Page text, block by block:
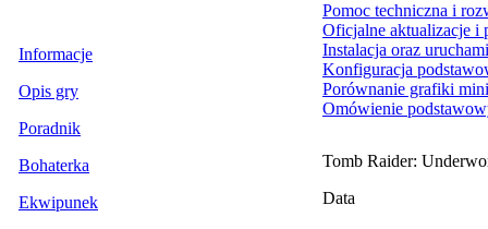
Informacje
Opis gry
Poradnik
Bohaterka
Ekwipunek
Pomoc techniczna i
Oficjalne aktualizacje i
Instalacja oraz
Konfiguracja
Porównanie grafiki
Omówienie
Tomb Raider:
Data